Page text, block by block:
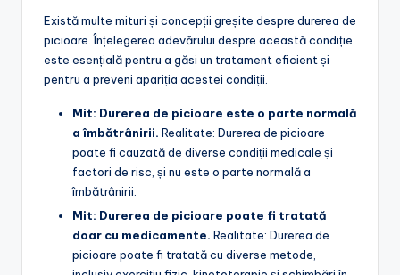
Există multe mituri și concepții greșite despre durerea de
picioare. Înțelegerea adevărului despre această condiție
este esențială pentru a găsi un tratament eficient și
pentru a preveni apariția acestei condiții.
Mit: Durerea de picioare este o parte normală
a îmbătrânirii. Realitate: Durerea de picioare
poate fi cauzată de diverse condiții medicale și
factori de risc, și nu este o parte normală a
îmbătrânirii.
Mit: Durerea de picioare poate fi tratată
doar cu medicamente. Realitate: Durerea de
picioare poate fi tratată cu diverse metode,